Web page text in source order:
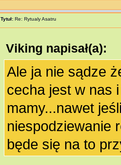
Tytuł: Re: Rytualy Asatru
Viking napisał(a):
Ale ja nie sądze
cecha jest w nas
mamy...nawet
niespodziewanie
będe się na to